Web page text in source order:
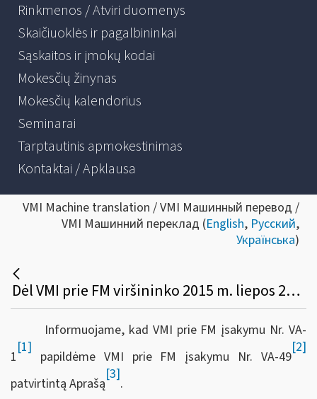
Rinkmenos / Atviri duomenys
Skaičiuoklės ir pagalbininkai
Sąskaitos ir įmokų kodai
Mokesčių žinynas
Mokesčių kalendorius
Seminarai
Tarptautinis apmokestinimas
Kontaktai / Apklausa
VMI Machine translation / VMI Машинный перевод /
VMI Машинний переклад (English, Русский,
Українська)
Dėl VMI prie FM viršininko 2015 m. liepos 21 d. įsakymo Nr. VA-49 pakeitimo
Informuojame, kad VMI prie FM įsakymu Nr. VA-
1
[1]
papildėme VMI prie FM įsakymu Nr. VA-49
[2]
patvirtintą Aprašą
[3]
.